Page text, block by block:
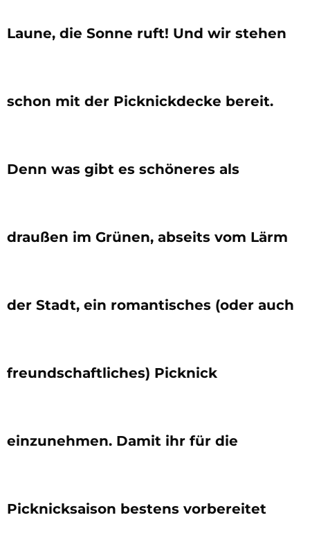
Laune, die Sonne ruft! Und wir stehen
schon mit der Picknickdecke bereit.
Denn was gibt es schöneres als
draußen im Grünen, abseits vom Lärm
der Stadt, ein romantisches (oder auch
freundschaftliches) Picknick
einzunehmen. Damit ihr für die
Picknicksaison bestens vorbereitet